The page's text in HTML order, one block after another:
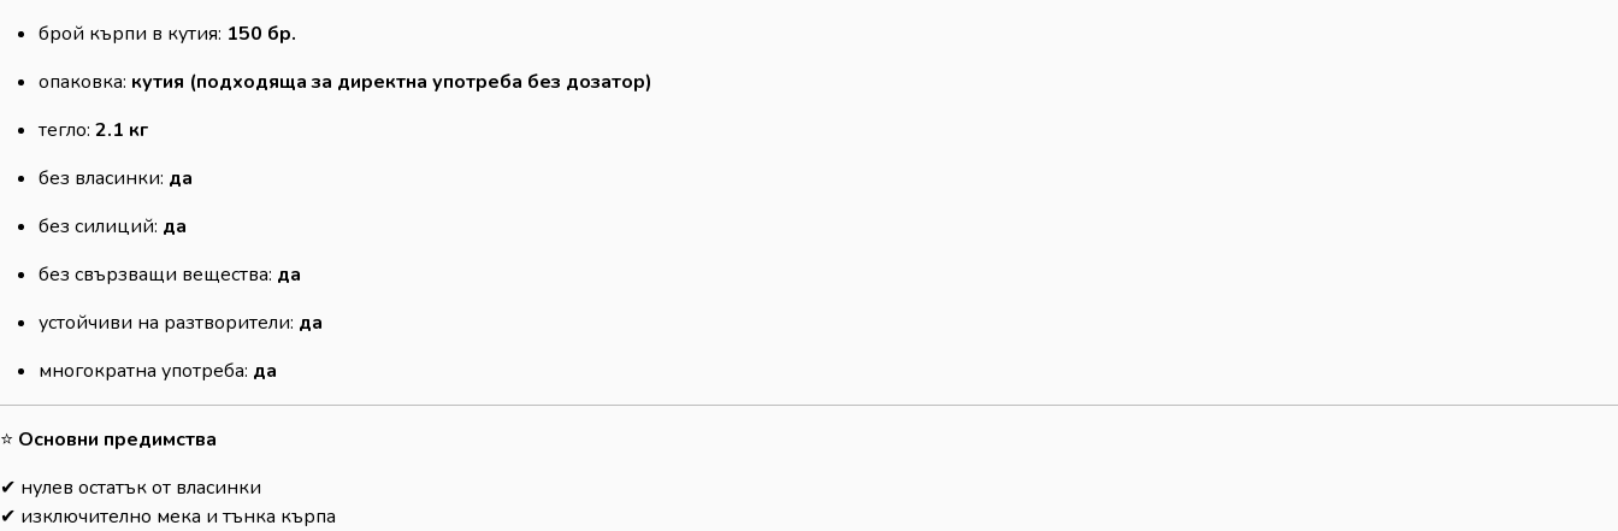
брой кърпи в кутия: 150 бр.
опаковка: кутия (подходяща за директна употреба без дозатор)
тегло: 2.1 кг
без власинки: да
без силиций: да
без свързващи вещества: да
устойчиви на разтворители: да
многократна употреба: да
⭐ Основни предимства
✔ нулев остатък от власинки
✔ изключително мека и тънка кърпа